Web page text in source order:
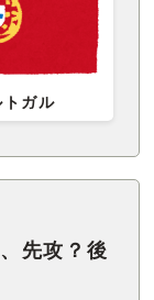
トガル
先攻？後